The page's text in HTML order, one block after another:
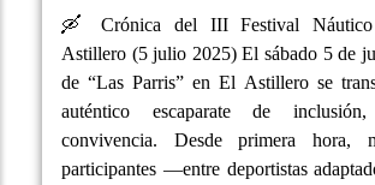
🛶 Crónica del III Festival
Astillero (5 julio 2025) El sábado 5 de
de “Las Parris” en El Astillero se
auténtico escaparate de
convivencia. Desde primera hora,
participantes —entre deportistas